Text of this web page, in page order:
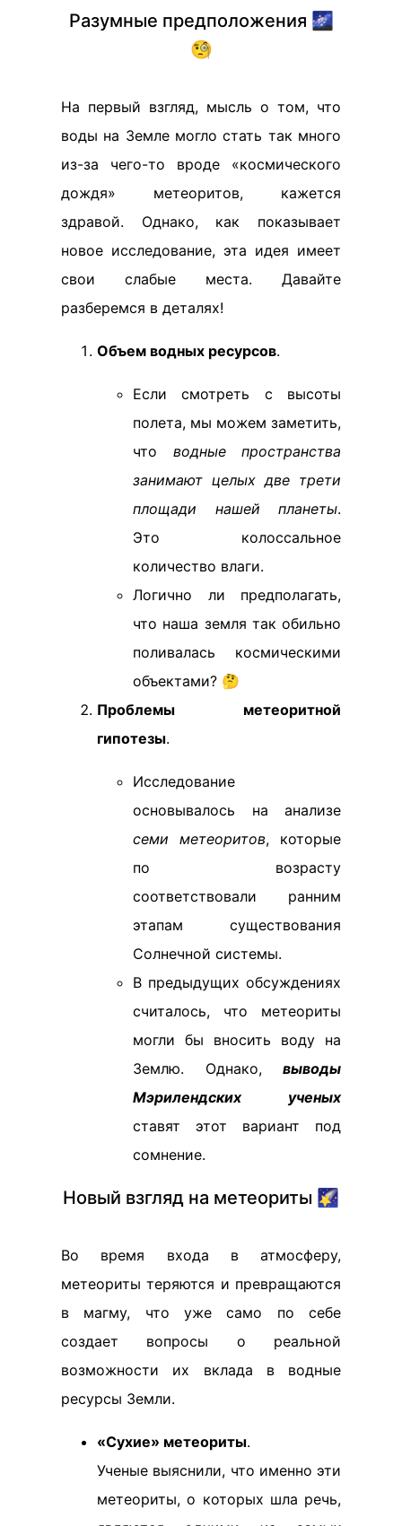
Разумные предположения 🌌
🧐
На первый взгляд, мысль о том, что
воды на Земле могло стать так много
из-за чего-то вроде «космического
дождя» метеоритов, кажется
здравой. Однако, как показывает
новое исследование, эта идея имеет
свои слабые места. Давайте
разберемся в деталях!
Объем водных ресурсов.
Если смотреть с высоты
полета, мы можем заметить,
что водные пространства
занимают целых две трети
площади нашей планеты.
Это колоссальное
количество влаги.
Логично ли предполагать,
что наша земля так обильно
поливалась космическими
объектами? 🤔
Проблемы метеоритной
гипотезы.
Исследование
основывалось на анализе
семи метеоритов, которые
по возрасту
соответствовали ранним
этапам существования
Солнечной системы.
В предыдущих обсуждениях
считалось, что метеориты
могли бы вносить воду на
Землю. Однако, выводы
Мэрилендских ученых
ставят этот вариант под
сомнение.
Новый взгляд на метеориты 🌠
Во время входа в атмосферу,
метеориты теряются и превращаются
в магму, что уже само по себе
создает вопросы о реальной
возможности их вклада в водные
ресурсы Земли.
«Сухие» метеориты.
Ученые выяснили, что именно эти
метеориты, о которых шла речь,